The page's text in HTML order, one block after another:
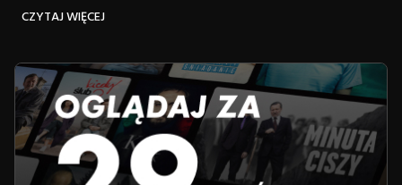
sensacyjnego i dramatycznego.
CZYTAJ WIĘCEJ